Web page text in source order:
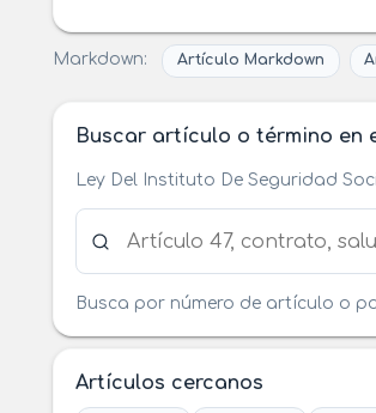
Markdown: Artículo Markdown
Buscar artículo o término en
Ley Del Instituto De Seguridad
Busca por número de artículo o
Artículos cercanos